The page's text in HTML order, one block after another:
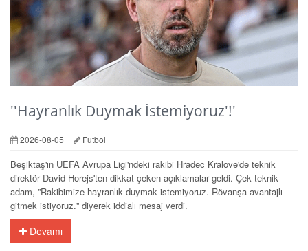
''Hayranlık Duymak İstemiyoruz'!'
2026-08-05 Futbol
Beşiktaş'ın UEFA Avrupa Ligi'ndeki rakibi Hradec Kralove'de teknik
direktör David Horejs'ten dikkat çeken açıklamalar geldi. Çek teknik
adam, ''Rakibimize hayranlık duymak istemiyoruz. Rövanşa avantajlı
gitmek istiyoruz.'' diyerek iddialı mesaj verdi.
Devamı